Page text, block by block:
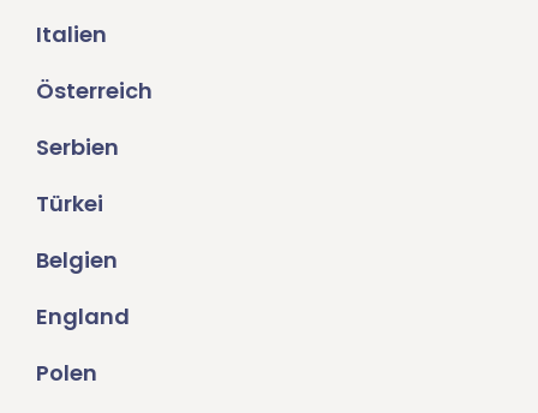
Italien
Österreich
Serbien
Türkei
Belgien
England
Polen